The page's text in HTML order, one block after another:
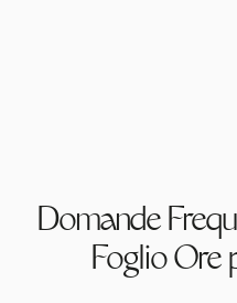
Domande
Foglio Ore